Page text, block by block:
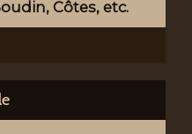
Côtes, etc.